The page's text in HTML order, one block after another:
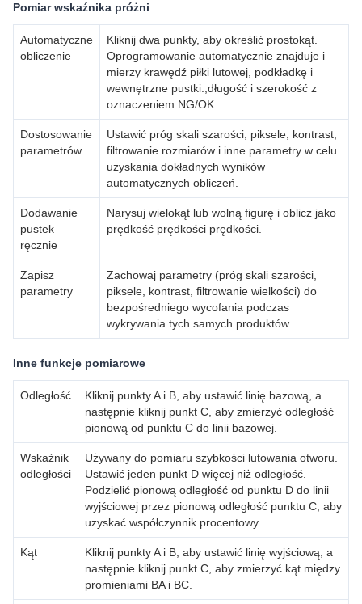
Pomiar wskaźnika próżni
Automatyczne
obliczenie
Kliknij dwa punkty, aby określić prostokąt.
Oprogramowanie automatycznie znajduje i
mierzy krawędź piłki lutowej, podkładkę i
wewnętrzne pustki.,długość i szerokość z
oznaczeniem NG/OK.
Dostosowanie
parametrów
Ustawić próg skali szarości, piksele, kontrast,
filtrowanie rozmiarów i inne parametry w celu
uzyskania dokładnych wyników
automatycznych obliczeń.
Dodawanie
pustek
ręcznie
Narysuj wielokąt lub wolną figurę i oblicz jako
prędkość prędkości prędkości.
Zapisz
parametry
Zachowaj parametry (próg skali szarości,
piksele, kontrast, filtrowanie wielkości) do
bezpośredniego wycofania podczas
wykrywania tych samych produktów.
Inne funkcje pomiarowe
Odległość
Kliknij punkty A i B, aby ustawić linię bazową, a
następnie kliknij punkt C, aby zmierzyć odległość
pionową od punktu C do linii bazowej.
Wskaźnik
odległości
Używany do pomiaru szybkości lutowania otworu.
Ustawić jeden punkt D więcej niż odległość.
Podzielić pionową odległość od punktu D do linii
wyjściowej przez pionową odległość punktu C, aby
uzyskać współczynnik procentowy.
Kąt
Kliknij punkty A i B, aby ustawić linię wyjściową, a
następnie kliknij punkt C, aby zmierzyć kąt między
promieniami BA i BC.